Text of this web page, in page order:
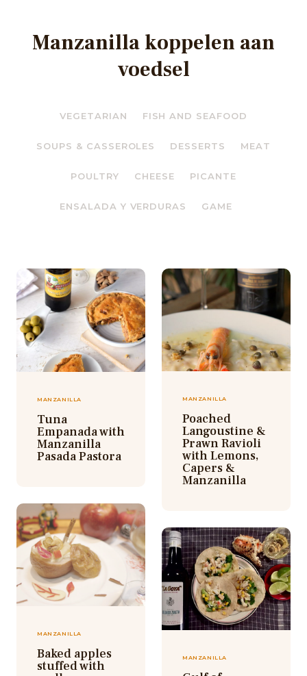
Manzanilla koppelen aan
voedsel
VEGETARIAN FISH AND SEAFOOD
SOUPS & CASSEROLES DESSERTS MEAT
POULTRY CHEESE PICANTE
ENSALADA Y VERDURAS GAME
MANZANILLA
Tuna
Empanada with
Manzanilla
Pasada Pastora
MANZANILLA
Poached
Langoustine &
Prawn Ravioli
with Lemons,
Capers &
Manzanilla
MANZANILLA
Baked apples
stuffed with
MANZANILLA